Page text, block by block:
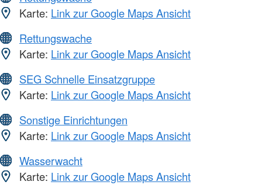
Karte: Link zur Google Maps Ansicht
Rettungswache
Karte: Link zur Google Maps Ansicht
SEG Schnelle Einsatzgruppe
Karte: Link zur Google Maps Ansicht
Sonstige Einrichtungen
Karte: Link zur Google Maps Ansicht
Wasserwacht
Karte: Link zur Google Maps Ansicht